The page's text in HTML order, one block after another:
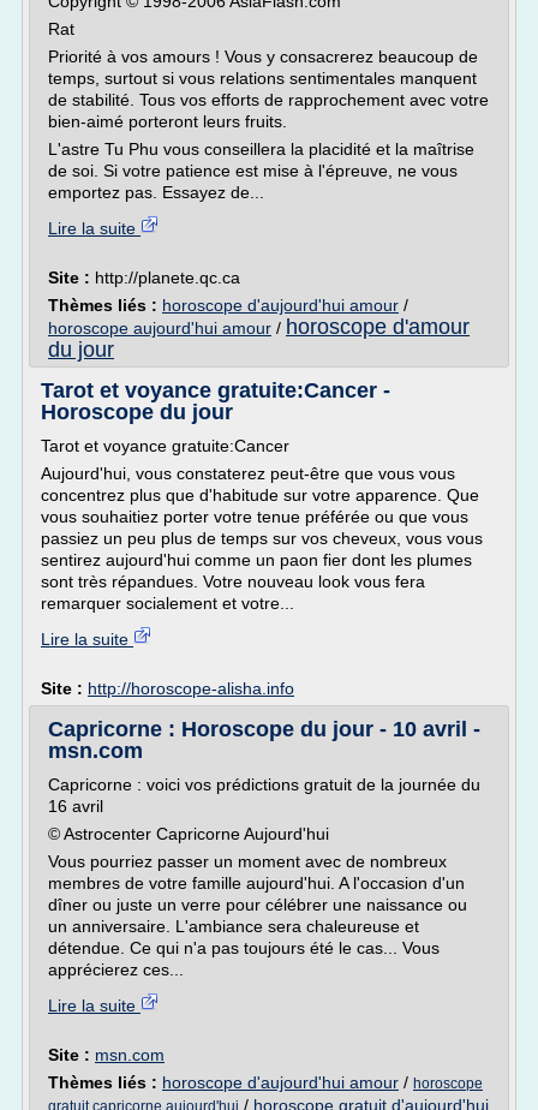
Rat
Priorité à vos amours ! Vous y consacrerez beaucoup de
temps, surtout si vous relations sentimentales manquent
de stabilité. Tous vos efforts de rapprochement avec votre
bien-aimé porteront leurs fruits.
L'astre Tu Phu vous conseillera la placidité et la maîtrise
de soi. Si votre patience est mise à l'épreuve, ne vous
emportez pas. Essayez de...
Lire la suite
Site : http://planete.qc.ca
Thèmes liés : horoscope d'aujourd'hui amour /
horoscope aujourd'hui amour / horoscope d'amour
du jour
Tarot et voyance gratuite:Cancer -
Horoscope du jour
Tarot et voyance gratuite:Cancer
Aujourd'hui, vous constaterez peut-être que vous vous
concentrez plus que d'habitude sur votre apparence. Que
vous souhaitiez porter votre tenue préférée ou que vous
passiez un peu plus de temps sur vos cheveux, vous vous
sentirez aujourd'hui comme un paon fier dont les plumes
sont très répandues. Votre nouveau look vous fera
remarquer socialement et votre...
Lire la suite
Site : http://horoscope-alisha.info
Capricorne : Horoscope du jour - 10 avril -
msn.com
Capricorne : voici vos prédictions gratuit de la journée du
16 avril
© Astrocenter Capricorne Aujourd'hui
Vous pourriez passer un moment avec de nombreux
membres de votre famille aujourd'hui. A l'occasion d'un
dîner ou juste un verre pour célébrer une naissance ou
un anniversaire. L'ambiance sera chaleureuse et
détendue. Ce qui n'a pas toujours été le cas... Vous
apprécierez ces...
Lire la suite
Site : msn.com
Thèmes liés : horoscope d'aujourd'hui amour / horoscope
gratuit capricorne aujourd'hui / horoscope gratuit d'aujourd'hui